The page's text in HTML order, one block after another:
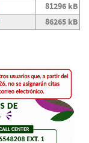
81296 kB
86265 kB